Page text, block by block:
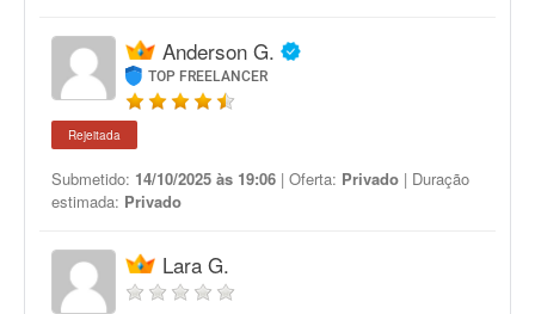
Anderson G.
TOP FREELANCER
Rejeitada
Submetido: 14/10/2025 às 19:06 | Oferta: Privado | Duração
estimada: Privado
Lara G.